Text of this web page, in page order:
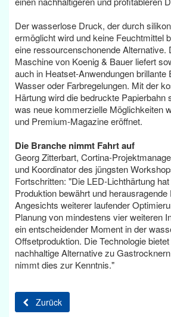
Der wasserlose Druck, der durch
ermöglicht wird und keine Feuchtmittel
eine ressourcenschonende Alternative.
Maschine von Koenig & Bauer liefert
auch in Heatset-Anwendungen brillante
Wasser oder Farbregelungen. Mit der
Härtung wird die bedruckte Papierbahn
was neue kommerzielle Möglichkeiten
und Premium-Magazine eröffnet.
Die Branche nimmt Fahrt auf
Georg Zitterbart, Cortina-
und Koordinator des jüngsten
Fortschritten: "Die LED-Lichthärtung
Produktion bewährt und
Angesichts weiterer laufender
Planung von mindestens vier weiteren
ein entscheidender Moment in der
Offsetproduktion. Die Technologie
nachhaltige Alternative zu
nimmt dies zur Kenntnis."
Zurück